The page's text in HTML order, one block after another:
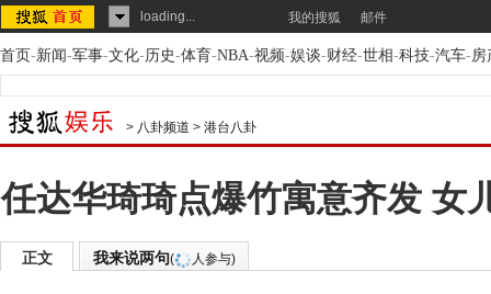
loading... 我的搜狐 邮件
首页-新闻-军事-文化-历史-体育-NBA-视频-娱谈-财经-世相-科技-汽车-房
> 八卦频道 > 港台八卦
任达华琦琦点爆竹寓意齐发 女
正文 我来说两句( 人参与)